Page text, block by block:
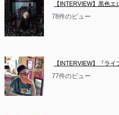
【INTERVIEW】黒色
78件のビュー
【INTERVIEW】『ラ
77件のビュー